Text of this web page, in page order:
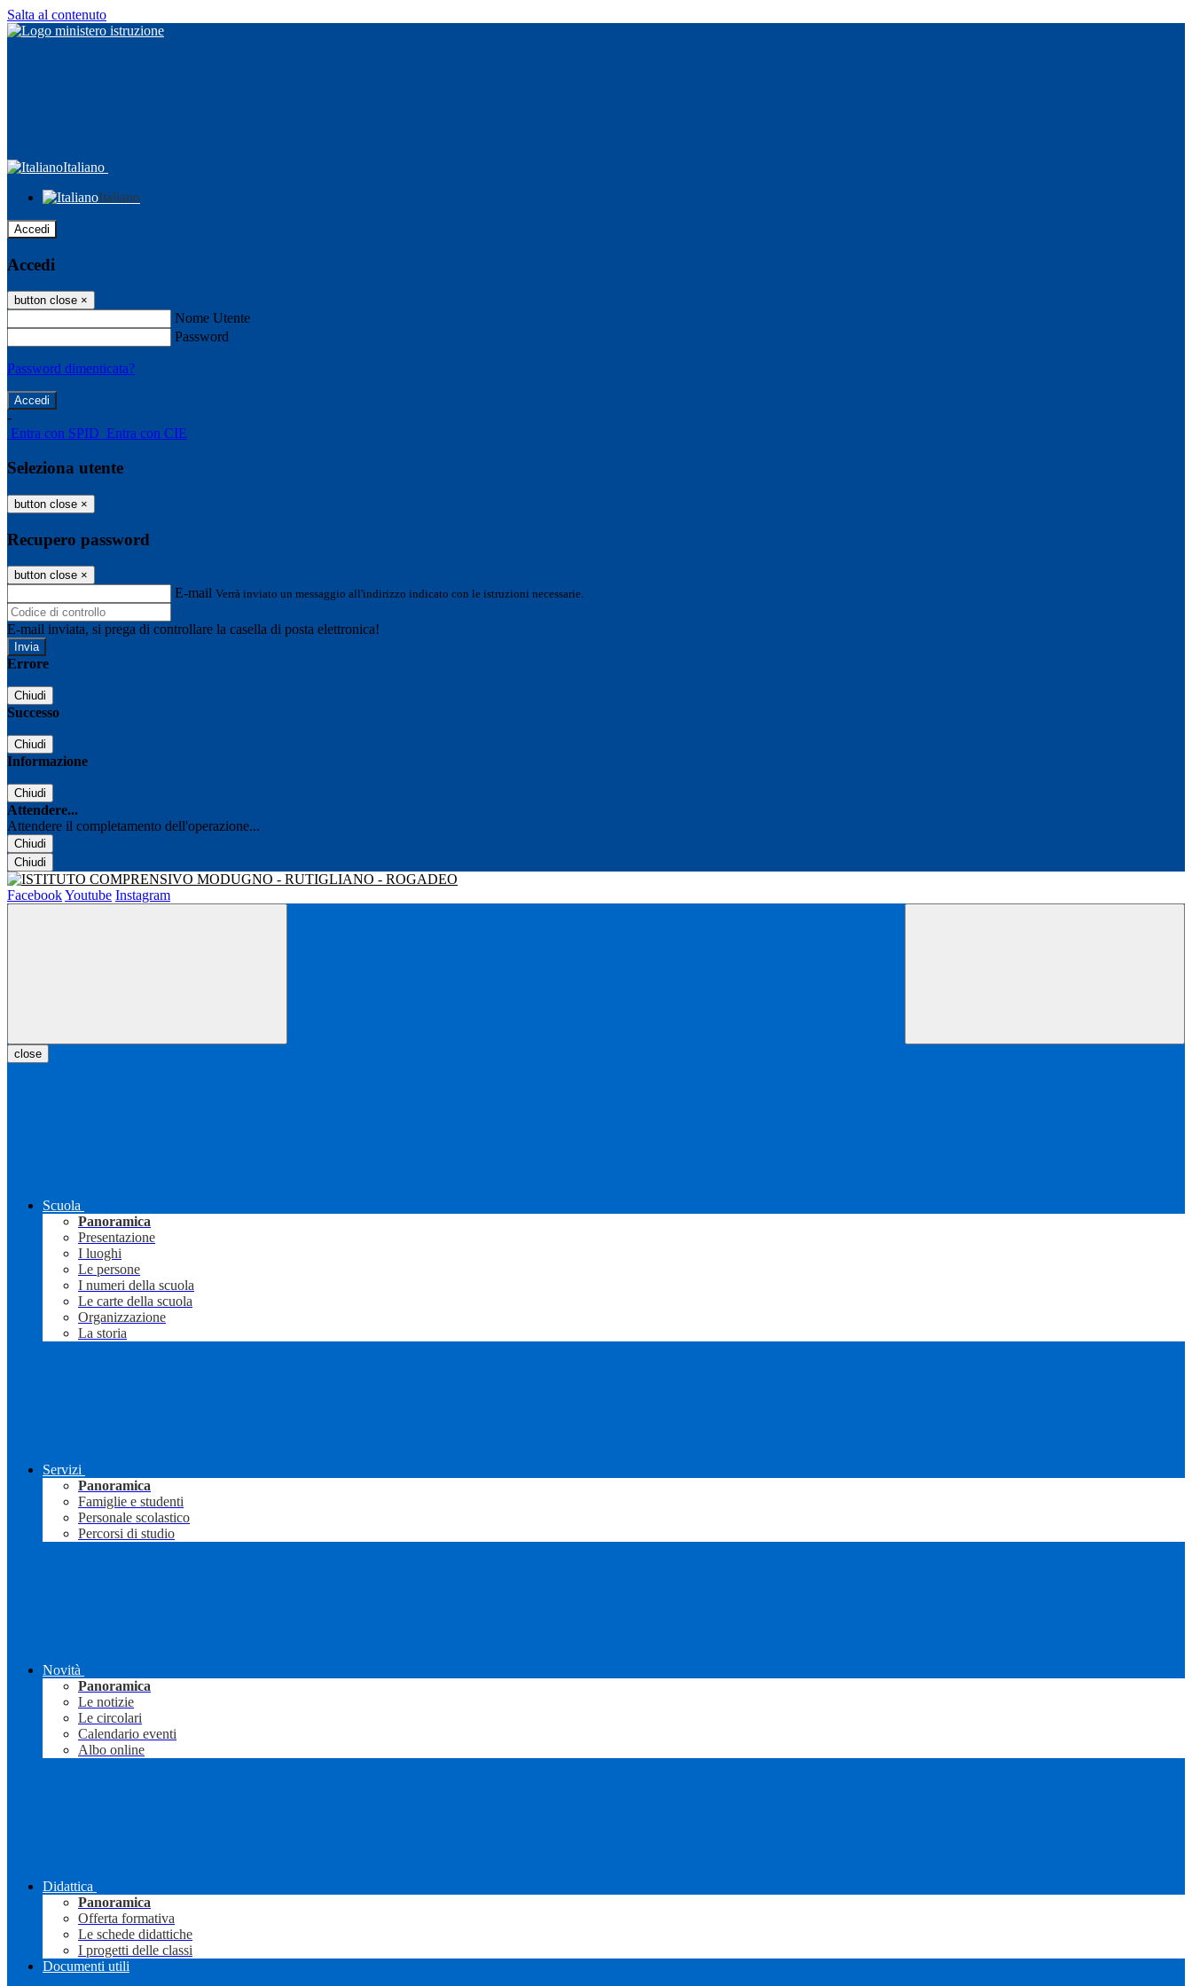
Salta al contenuto
Italiano
Italiano
Accedi
Accedi
button close ×
Nome Utente
Password
Password dimenticata?
-
Entra con SPID Entra con CIE
Seleziona utente
button close ×
Recupero password
button close ×
E-mail Verrà inviato un messaggio all'indirizzo indicato con le istruzioni necessarie.
E-mail inviata, si prega di controllare la casella di posta elettronica!
Errore
Chiudi
Successo
Chiudi
Informazione
Chiudi
Attendere...
Attendere il completamento dell'operazione...
Chiudi
Chiudi
FacebookYoutube Instagram
close
Scuola
Panoramica
Presentazione
I luoghi
Le persone
I numeri della scuola
Le carte della scuola
Organizzazione
La storia
Servizi
Panoramica
Famiglie e studenti
Personale scolastico
Percorsi di studio
Novità
Panoramica
Le notizie
Le circolari
Calendario eventi
Albo online
Didattica
Panoramica
Offerta formativa
Le schede didattiche
I progetti delle classi
Documenti utili